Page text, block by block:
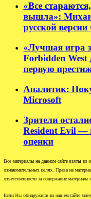
«Все
вышла»:
русской
«Лучшая игра
Forbidden West
первую
Аналитик:
Microsoft
Зрители
Resident Evil —
оценки
Все материалы на данном сайте взяты из
ознакомительных целях. Права на
ответственности за содержание материала
Если Вы обнаружили на нашем сайте